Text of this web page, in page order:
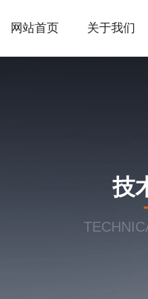
网站首页 关于我们
技